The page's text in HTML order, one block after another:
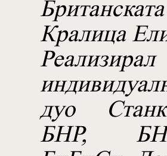
Кралица
дуо
БНР,